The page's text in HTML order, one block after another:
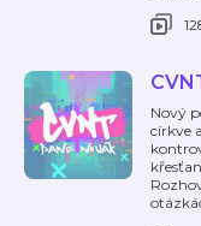
Nový
církve